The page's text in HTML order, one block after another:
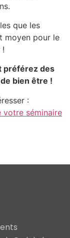
que les
moyen pour le
!
préférez des
bien être !
:
séminaire